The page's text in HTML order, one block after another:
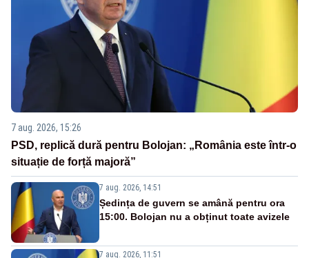
7 aug. 2026, 15:26
PSD, replică dură pentru Bolojan: „România este într-o
situație de forță majoră”
7 aug. 2026, 14:51
Ședința de guvern se amână pentru ora
15:00. Bolojan nu a obținut toate avizele
7 aug. 2026, 11:51